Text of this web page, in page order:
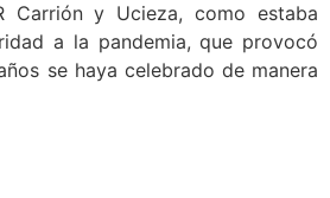
Carrión y Ucieza, como estaba
a la pandemia, que provocó
se haya celebrado de manera